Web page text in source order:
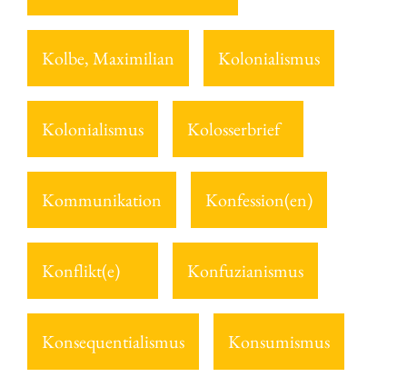
Kolbe, Maximilian Kolonialismus
Kolonialismus Kolosserbrief
Kommunikation Konfession(en)
Konflikt(e) Konfuzianismus
Konsequentialismus Konsumismus